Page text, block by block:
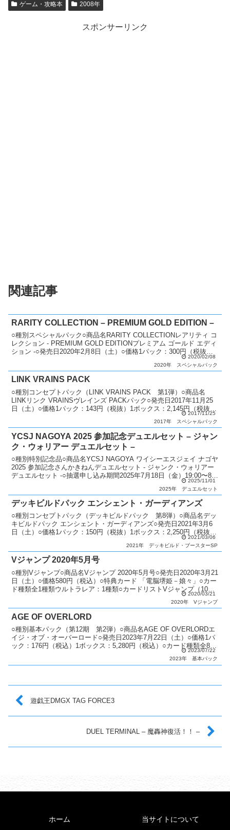
ゲーム・攻略本 2008年
スポンサーリンク
関連記事
RARITY COLLECTION – PREMIUM GOLD EDITION –
○種別スペシャルパック○商品名RARITY COLLECTIONレアリティ コ
レクション - PREMIUM GOLD EDITIONプレミアム ゴールド エディ
ション -○発売日2020年2月8日（土）○価格1パック：300円（税抜）1
2020/02/08
2020年
スペシャルパック
LINK VRAINS PACK
○種別コンセプトパック（LINK VRAINS PACK 第1弾）○商品名
LINKリンク VRAINSヴレインズ PACKパック○発売日2017年11月25
日（土）○価格1パック：143円（税抜）1ボックス：2,145円（税抜）
2017/11/25
2017年
スペシャルパック
YCSJ NAGOYA 2025 参加記念デュエルセット – ジャン
ク・ウォリアー デュエルセット –
○種別特別記念品○商品名YCSJ NAGOYA ワイシーエスジェイ ナゴヤ
2025 参加記念さんかきねんデュエルセット - ジャンク・ウォリアー
デュエルセット -○抽選申し込み期間2025年7月18日（金）19:00〜8月
2025/11/01
2025年
デュエルセット
デッキビルドパック エンシェント・ガーディアンズ
○種別コンセプトパック（デッキビルドパック 第8弾）○商品名デッ
キビルドパック エンシェント・ガーディアンズ○発売日2021年3月6
日（土）○価格1パック：150円（税抜）1ボックス：2,250円（税抜）
2021/03/06
2021年
デッキビルド・ブースターSP
Vジャンプ 2020年5月号
○種別Vジャンプ○商品名Vジャンプ 2020年5月号○発売日2020年3月21
日（土）○価格580円（税込）○特典カード 「電脳堺姫－娘々」○カー
ド種類全1種類ウルトラレア：1種類○カードリストVジャンプ（10
2020/03/21
2020年
Vジャンプ
AGE OF OVERLORD
○種別基本パック（第12期 第2弾）○商品名AGE OF OVERLORDエ
イジ・オブ・オーバーロード○発売日2023年7月22日（土）○価格1パ
ック：176円（税込）1ボックス：5,280円（税込）○カード種類全80
2023/07/22
2023年
基本パック
遊戯王DMGX TAG FORCE3
DUEL TERMINAL – 魔轟神復活！！ –
ホーム 当サイトについて